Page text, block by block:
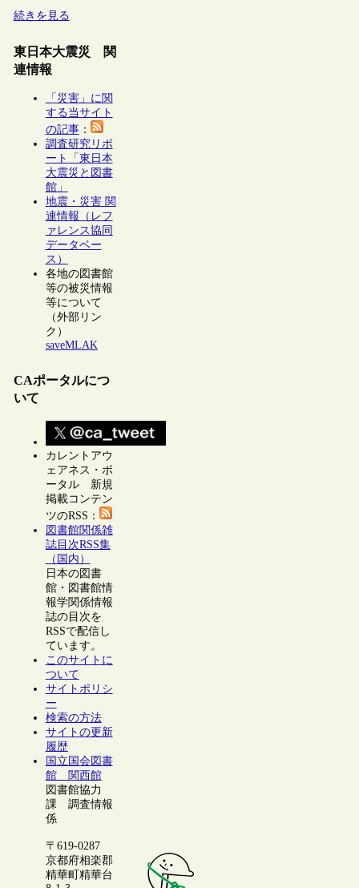
続きを見る
東日本大震災 関
連情報
「災害」に関
する当サイト
の記事：
調査研究リポ
ート「東日本
大震災と図書
館」
地震・災害 関
連情報（レフ
ァレンス協同
データベー
ス）
各地の図書館
等の被災情報
等について
（外部リン
ク）
saveMLAK
CAポータルにつ
いて
カレントアウ
ェアネス・ポ
ータル 新規
掲載コンテン
ツのRSS：
図書館関係雑
誌目次RSS集
（国内）
日本の図書
館・図書館情
報学関係情報
誌の目次を
RSSで配信し
ています。
このサイトに
ついて
サイトポリシ
ー
検索の方法
サイトの更新
履歴
国立国会図書
館 関西館
図書館協力
課 調査情報
係
〒619-0287
京都府相楽郡
精華町精華台